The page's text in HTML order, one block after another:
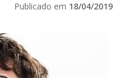
Publicado em 18/04/2019